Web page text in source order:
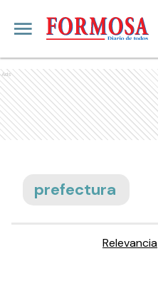
Ads
prefectura
Relevancia